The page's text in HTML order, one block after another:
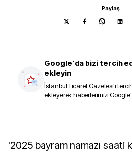
Paylaş
Google'da bizi tercih
ekleyin
İstanbul Ticaret Gazetesi'i
ekleyerek haberlerimizi
'2025 bayram namazı saati kaçta' sorusu yanıt